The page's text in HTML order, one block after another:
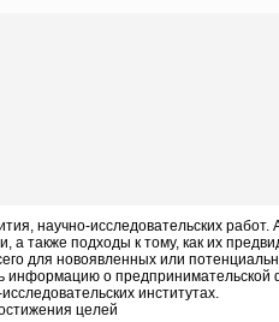
научно-исследовательских работ.
также подходы к тому, как их
для новоявленных или
информацию о
институтах.
целей